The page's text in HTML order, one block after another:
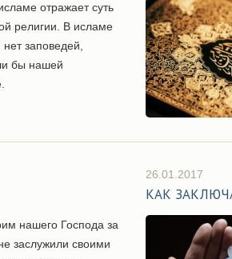
отражает суть
религии. В исламе
заповедей,
бы нашей
нашего Господа за
заслужили своими
26.01.2017
КАК